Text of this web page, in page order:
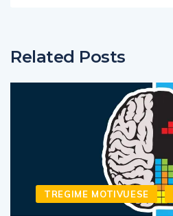
Related Posts
TREGIME MOTIVUESE